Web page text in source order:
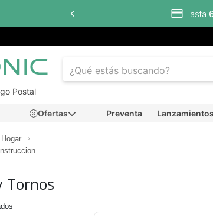
6 cuotas sin interés con todos los bancos
Postal
Ofertas Preventa Lanzamientos
Tornos